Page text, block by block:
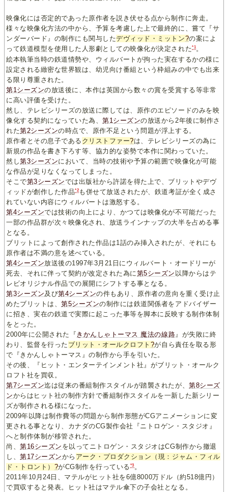
映像化には否定的であった原作者を説き伏せる点から制作に奔走。
様々な映像化方法の中から、予算を考慮した上で最終的に、嘗て『サ
ンダーバード』の制作にも関与したデヴィッド・ミットン?の案によ
って鉄道模型を使用した人形劇としての映像化が決定された*1。
絵本執筆当時の鉄道情勢や、ウィルバートが拘った実在するかの様に
設定される緻密な世界観は、幼児向け番組という枠組みの中でも出来
る限り尊重された。
第1シーズンの放送後に、本作は英国から数々の賞を受賞する等非常
に高い評価を受けた。
然し、テレビシリーズの放送に際しては、原作のエピソードのみを映
像化する契約になっていた為、第1シーズンの放送から2年後に制作さ
れた第2シーズンの時点で、原作不足という問題が浮上する。
原作者とその息子である クリストファー?は、テレビシリーズの為に
新規の作品を書き下ろす等、協力的な姿勢で本作に関わっていた。
然し第3シーズンにおいて、当時の技術や予算の範囲で映像化が可能
な作品が足りなくなってしまった。
そこで第3シーズンでは出版社から許諾を得た上で、ブリットやデヴ
ィッドが創作した作品*2も併せて放送されたが、鉄道考証が全く成さ
れていない内容にウィルバートは激怒する。
第4シーズンでは技術の向上により、かつては映像化が不可能だった
一部の作品群が次々映像化され、放送ラインナップの大半を占める事
となる。
ブリットによって創作された作品は1話のみ挿入されたが、それにも
原作者は不満の意を述べている。
第4シーズン放送後の1997年3月21日にウィルバート・オードリーが
死去、それに伴って契約が改定された為に第5シーズン 以降からはテ
レビオリジナル作品での展開にシフトする事となる。
第3シーズン及び第4シーズンの件もあり、原作者の意向を重く受け止
めたブリットは、第5シーズンの制作には鉄道関係者をアドバイザー
に招き、実在の鉄道で実際に起こった事等を脚本に反映する制作体制
をとった。
2000年に公開された『 きかんしゃトーマス 魔法の線路』が失敗に終
わり、監督を行った ブリット・オールクロフト ?が自ら責任を取る形
で『きかんしゃトーマス』の制作から手を引いた。
その後、『ヒット・エンターテインメント社』がブリット・オールク
ロフト社を買収。
第7シーズン迄は従来の番組制作スタイルが踏襲されたが、第8シーズ
ンからはヒット社の制作方針で番組制作スタイルを一新した新シリー
ズが制作される様になった。
2009年以降は制作費等の問題から制作形態がCGアニメーションに変
更される事となり、カナダのCG製作会社『ニトロゲン・スタジオ』
へと制作体制が移管された。
尚、第16シーズン を以ってニトロゲン・スタジオはCG制作から撤退
し、第17シーズンから アーク・プロダクション（現：ジャム・フィル
ド・トロント） ?がCG制作を行っている *3。
2011年10月24日、マテルがヒット社を6億8000万ドル（約518億円）
で買収すると発表。ヒット社はマテル傘下の子会社となる。